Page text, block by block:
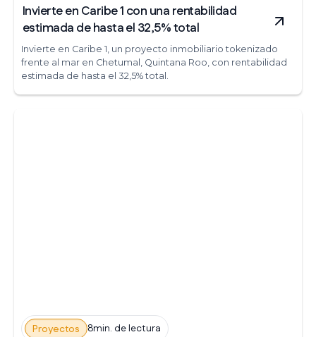
Invierte en Caribe 1 con una rentabilidad
estimada de hasta el 32,5% total
Invierte en Caribe 1, un proyecto inmobiliario tokenizado
frente al mar en Chetumal, Quintana Roo, con rentabilidad
estimada de hasta el 32,5% total.
Proyectos 8min. de lectura